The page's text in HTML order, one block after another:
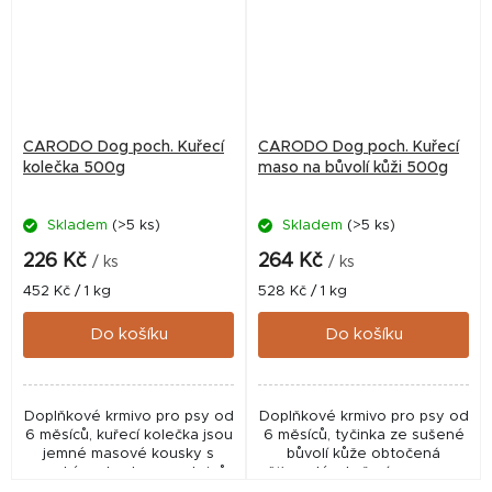
CARODO Dog poch. Kuřecí
kolečka 500g
Skladem (>5 ks)
226 Kč / ks
Měrná
452 Kč / 1 kg
Do košíku
Doplňkové krmivo pro psy od
6 měsíců, kuřecí kolečka jsou
jemné masové kousky s
vysokým obsahem proteinů
CARODO Dog poch. Kuřecí
maso na bůvolí kůži 500g
Skladem (>5 ks)
264 Kč / ks
Měrná
528 Kč / 1 kg
Do košíku
Doplňkové krmivo pro psy od
6 měsíců, tyčinka ze sušené
bůvolí kůže obtočená
šťavnatým kuřecím masem.